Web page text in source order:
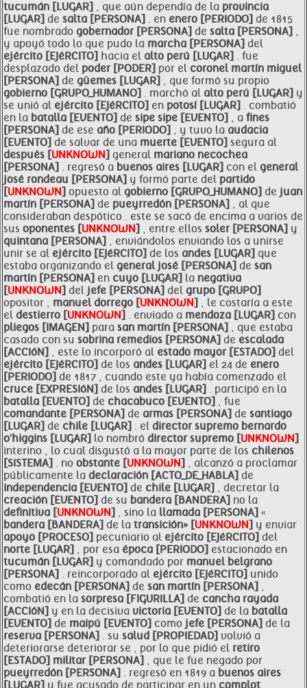
tucumán [LUGAR] , que aún dependía de la provincia
[LUGAR] de salta [PERSONA] . en enero [PERIODO] de 1815
fue nombrado gobernador [PERSONA] de salta [PERSONA] ,
y apoyó todo lo que pudo la marcha [PERSONA] del
ejército [EJéRCITO] hacia el alto perú [LUGAR] . fue
desplazado del poder [PODER] por el coronel martín miguel
[PERSONA] de güemes [LUGAR] , que formó su propio
gobierno [GRUPO_HUMANO] . marchó al alto perú [LUGAR] y
se unió al ejército [EJéRCITO] en potosí [LUGAR] . combatió
en la batalla [EVENTO] de sipe sipe [EVENTO] , a fines
[PERSONA] de ese año [PERIODO] , y tuvo la audacia
[EVENTO] de salvar de una muerte [EVENTO] segura al
después [UNKNOWN] general mariano necochea
[PERSONA] . regresó a buenos aires [LUGAR] con el general
josé rondeau [PERSONA] y formó parte del partido
[UNKNOWN] opuesto al gobierno [GRUPO_HUMANO] de juan
martín [PERSONA] de pueyrredón [PERSONA] , al que
consideraban despótico . este se sacó de encima a varios de
sus oponentes [UNKNOWN] , entre ellos soler [PERSONA] y
quintana [PERSONA] , enviándolos enviando los a unirse
unir se al ejército [EJéRCITO] de los andes [LUGAR] que
estaba organizando el general josé [PERSONA] de san
martín [PERSONA] en cuyo [LUGAR] la negativa
[UNKNOWN] del jefe [PERSONA] del grupo [GRUPO]
opositor , manuel dorrego [UNKNOWN] , le costaría a este
el destierro [UNKNOWN] . enviado a mendoza [LUGAR] con
pliegos [IMAGEN] para san martín [PERSONA] , que estaba
casado con su sobrina remedios [PERSONA] de escalada
[ACCIóN] , este lo incorporó al estado mayor [ESTADO] del
ejército [EJéRCITO] de los andes [LUGAR] el 24 de enero
[PERIODO] de 1817 , cuando este ya había comenzado el
cruce [EXPRESIóN] de los andes [LUGAR] . participó en la
batalla [EVENTO] de chacabuco [EVENTO] , fue
comandante [PERSONA] de armas [PERSONA] de santiago
[LUGAR] de chile [LUGAR] . el director supremo bernardo
o'higgins [LUGAR] lo nombró director supremo [UNKNOWN]
interino , lo cual disgustó a la mayor parte de los chilenos
[SISTEMA] . no obstante [UNKNOWN] , alcanzó a proclamar
públicamente la declaración [ACTO_DE_HABLA] de
independencia [EVENTO] de chile [LUGAR] , decretar la
creación [EVENTO] de su bandera [BANDERA] no la
definitiva [UNKNOWN] , sino la llamada [PERSONA] «
bandera [BANDERA] de la transición» [UNKNOWN] y enviar
apoyo [PROCESO] pecuniario al ejército [EJéRCITO] del
norte [LUGAR] , por esa época [PERIODO] estacionado en
tucumán [LUGAR] y comandado por manuel belgrano
[PERSONA] . reincorporado al ejército [EJéRCITO] unido
como edecán [PERSONA] de san martín [PERSONA] ,
combatió en la sorpresa [FIGURILLA] de cancha rayada
[ACCIóN] y en la decisiva victoria [EVENTO] de la batalla
[EVENTO] de maipú [EVENTO] como jefe [PERSONA] de la
reserva [PERSONA] . su salud [PROPIEDAD] volvió a
deteriorarse deteriorar se , por lo que pidió el retiro
[ESTADO] militar [PERSONA] , que le fue negado por
pueyrredón [PERSONA] . regresó en 1819 a buenos aires
[LUGAR] y fue acusado de participar en un complot